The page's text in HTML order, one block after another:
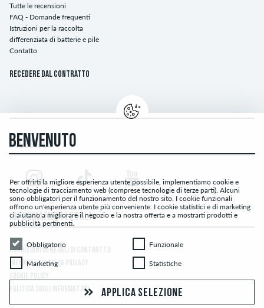
Tutte le recensioni
FAQ - Domande frequenti
Istruzioni per la raccolta
differenziata di batterie e pile
Contatto
Recedere dal contratto
FOLLOW US
INFORMAZIONI LEGALI
CONDIZIONI GENERALI DI CONTRATTO
INFORMATIVA SULLA PRIVACY
POLITICA SUGLI INFORMATORI
BENVENUTO
Per offrirti la migliore esperienza utente possibile, implementiamo cookie e
tecnologie di tracciamento web (comprese tecnologie di terze parti). Alcuni
sono obbligatori per il funzionamento del nostro sito. I cookie funzionali
offrono un'esperienza utente più conveniente. I cookie statistici e di marketing
ci aiutano a migliorare il negozio e la nostra offerta e a mostrarti prodotti e
pubblicità pertinenti.
Obbligatorio
Obbligatorio FunzionaleFunzionale
MarketingMarketing StatisticheStatistiche
APPLICA SELEZIONE